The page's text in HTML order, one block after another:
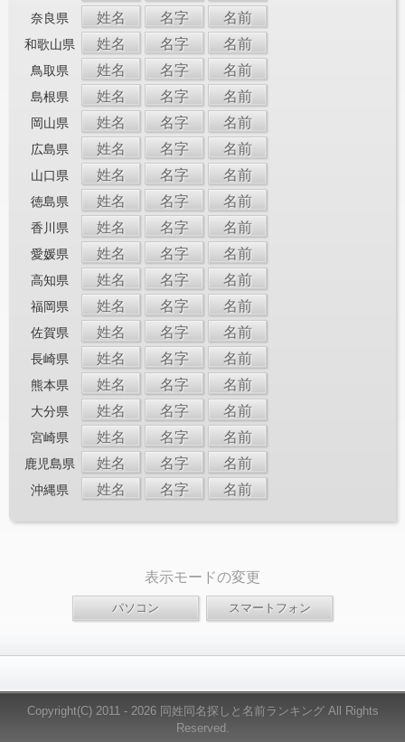
奈良県 姓名 名字 名前
和歌山県 姓名 名字 名前
鳥取県 姓名 名字 名前
島根県 姓名 名字 名前
岡山県 姓名 名字 名前
広島県 姓名 名字 名前
山口県 姓名 名字 名前
徳島県 姓名 名字 名前
香川県 姓名 名字 名前
愛媛県 姓名 名字 名前
高知県 姓名 名字 名前
福岡県 姓名 名字 名前
佐賀県 姓名 名字 名前
長崎県 姓名 名字 名前
熊本県 姓名 名字 名前
大分県 姓名 名字 名前
宮崎県 姓名 名字 名前
鹿児島県 姓名 名字 名前
沖縄県 姓名 名字 名前
表示モードの変更
Copyright(C) 2011 - 2026 同姓同名探しと名前ランキング All Rights
Reserved.